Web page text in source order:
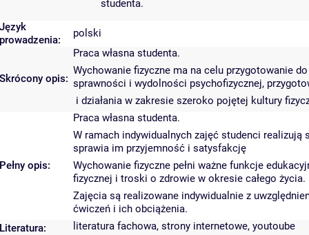
studenta.
Język
prowadzenia:
polski
Skrócony opis:
Praca własna studenta.
Wychowanie fizyczne ma na celu przygotowanie
sprawności i wydolności psychofizycznej,
i działania w zakresie szeroko pojętej kultury
Pełny opis:
Praca własna studenta.
W ramach indywidualnych zajęć studenci
sprawia im przyjemność i satysfakcję
Wychowanie fizyczne pełni ważne funkcje
fizycznej i troski o zdrowie w okresie całego życia.
Zajęcia są realizowane indywidualnie z
ćwiczeń i ich obciążenia.
Literatura:
literatura fachowa, strony internetowe, youtoube